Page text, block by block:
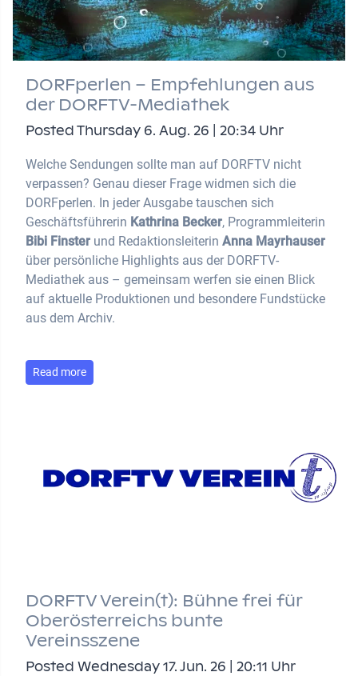
DORFperlen – Empfehlungen aus
der DORFTV-Mediathek
Posted Thursday 6. Aug. 26 | 20:34 Uhr
Welche Sendungen sollte man auf DORFTV nicht
verpassen? Genau dieser Frage widmen sich die
DORFperlen. In jeder Ausgabe tauschen sich
Geschäftsführerin Kathrina Becker, Programmleiterin
Bibi Finster und Redaktionsleiterin Anna Mayrhauser
über persönliche Highlights aus der DORFTV-
Mediathek aus – gemeinsam werfen sie einen Blick
auf aktuelle Produktionen und besondere Fundstücke
aus dem Archiv.
Read more
DORFTV Verein(t): Bühne frei für
Oberösterreichs bunte
Vereinsszene
Posted Wednesday 17. Jun. 26 | 20:11 Uhr